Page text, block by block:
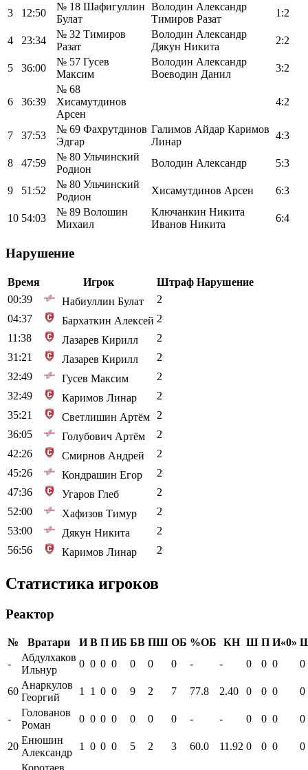
3
12:50
№ 18 Шафигуллин
Булат
Володин Александр
Тимиров Разат
1:2
4 23:34
№ 32 Тимиров
Разат
Володин Александр
Дякун Никита
2:2
5 36:00
№ 57 Гусев
Максим
Володин Александр
Воеводин Данил
3:2
6 36:39
№ 68
Хисамутдинов
Арсен
4:2
7 37:53
№ 69 Фахрутдинов
Эдгар
Галимов Айдар Каримов
Линар
4:3
8 47:59
№ 80 Ульчинский
Родион
Володин Александр 5:3
9 51:52
№ 80 Ульчинский
Родион
Хисамутдинов Арсен 6:3
10 54:03
№ 89 Волошин
Михаил
Ключанкин Никита
Иванов Никита
6:4
Нарушение
Время Игрок Штраф Нарушение
00:39
Набиуллин Булат
2
04:37
Бархаткин Алексей 2
11:38
Лазарев Кирилл
2
31:21
Лазарев Кирилл
2
32:49
Гусев Максим
2
32:49
Каримов Линар
2
35:21
Светлишин Артём
2
36:05
Голубович Артём
2
42:26
Смирнов Андрей
2
45:26
Кондрашин Егор
2
47:36
Угаров Глеб
2
52:00
Хафизов Тимур
2
53:00
Дякун Никита
2
56:56
Каримов Линар 2
Статистика игроков
Реактор
№ Вратари И В П ИБ БВ ПШ ОБ %ОБ КН Ш П И«0»
-
Абдулхаков
Ильнур
0 0 0 0 0 0 0 - - 0 0 0 0
60
Анаркулов
Георгий
1 1 0 0 9 2 7 77.8 2.40 0 0 0 0
-
Голованов
Роман
0 0 0 0 0 0 0 - - 0 0 0 0
20
Енюшин
Александр
1 0 0 0 5 2 3 60.0 11.92 0 0 0 0